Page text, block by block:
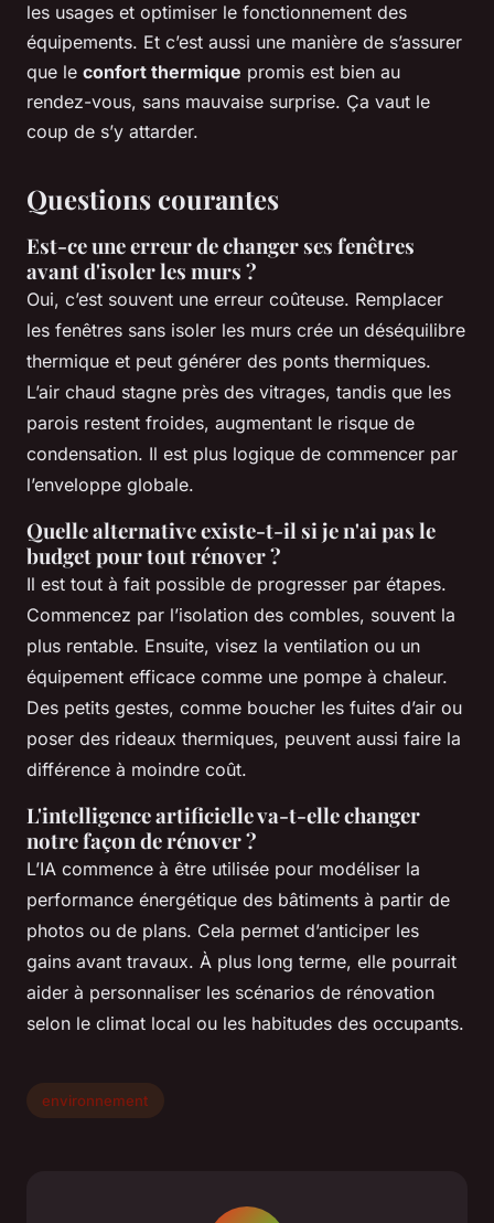
les usages et optimiser le fonctionnement des
équipements. Et c’est aussi une manière de s’assurer
que le confort thermique promis est bien au
rendez-vous, sans mauvaise surprise. Ça vaut le
coup de s’y attarder.
Questions courantes
Est-ce une erreur de changer ses fenêtres
avant d'isoler les murs ?
Oui, c’est souvent une erreur coûteuse. Remplacer
les fenêtres sans isoler les murs crée un déséquilibre
thermique et peut générer des ponts thermiques.
L’air chaud stagne près des vitrages, tandis que les
parois restent froides, augmentant le risque de
condensation. Il est plus logique de commencer par
l’enveloppe globale.
Quelle alternative existe-t-il si je n'ai pas le
budget pour tout rénover ?
Il est tout à fait possible de progresser par étapes.
Commencez par l’isolation des combles, souvent la
plus rentable. Ensuite, visez la ventilation ou un
équipement efficace comme une pompe à chaleur.
Des petits gestes, comme boucher les fuites d’air ou
poser des rideaux thermiques, peuvent aussi faire la
différence à moindre coût.
L'intelligence artificielle va-t-elle changer
notre façon de rénover ?
L’IA commence à être utilisée pour modéliser la
performance énergétique des bâtiments à partir de
photos ou de plans. Cela permet d’anticiper les
gains avant travaux. À plus long terme, elle pourrait
aider à personnaliser les scénarios de rénovation
selon le climat local ou les habitudes des occupants.
environnement